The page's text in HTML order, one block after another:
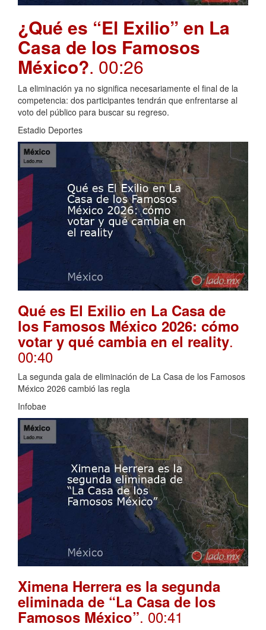
¿Qué es “El Exilio” en La
Casa de los Famosos
México?. 00:26
La eliminación ya no significa necesariamente el final de la
competencia: dos participantes tendrán que enfrentarse al
voto del público para buscar su regreso.
Estadio Deportes
Qué es El Exilio en La Casa de
los Famosos México 2026: cómo
votar y qué cambia en el reality.
00:40
La segunda gala de eliminación de La Casa de los Famosos
México 2026 cambió las regla
Infobae
Ximena Herrera es la segunda
eliminada de “La Casa de los
Famosos México”. 00:41